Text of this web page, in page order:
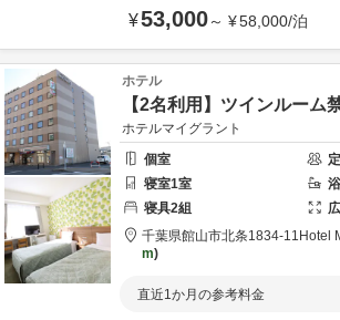
¥53,000～ ¥58,000/泊
ホテル
【2名利用】ツインルーム
ホテルマイグラント
個室
寝室1室
寝具2組
千葉県館山市北条1834‐11 Hotel
m
直近1か月の参考料金